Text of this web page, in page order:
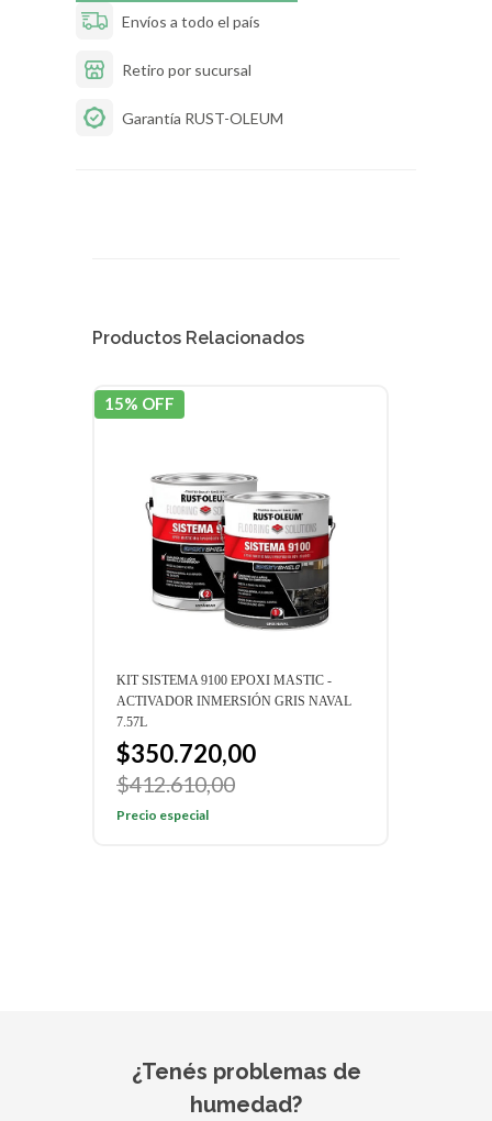
Envíos a todo el país
Retiro por sucursal
Garantía RUST-OLEUM
Productos Relacionados
15% OFF
KIT SISTEMA 9100 EPOXI MASTIC -
ACTIVADOR INMERSIÓN GRIS NAVAL
7.57L
$350.720,00
$412.610,00
Precio especial
¿Tenés problemas de
humedad?